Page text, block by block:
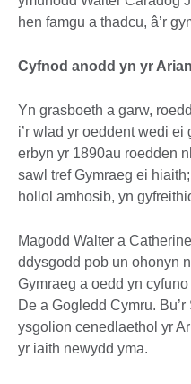
hen famgu a thadcu, â’r
Cyfnod anodd yn yr
Yn grasboeth a garw,
i’r wlad yr oeddent wedi
erbyn yr 1890au roedden
sawl tref Gymraeg ei
hollol amhosib, yn
Magodd Walter a
ddysgodd pob un ohonyn
Gymraeg a oedd yn
De a Gogledd Cymru.
ysgolion cenedlaethol yr
yr iaith newydd yma.